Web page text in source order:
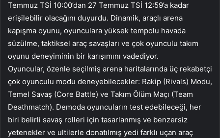
Temmuz TSİ 10:00’dan 27 Temmuz TSİ 12:59’a kadar
erişilebilir olacağını duyurdu. Dinamik, araçlı arena
kapışma oyunu, oyunculara yüksek tempolu havada
süzülme, taktiksel araç savaşları ve çok oyunculu takım
oyunu deneyiminin bir karışımını vadediyor.
Oyuncular, özenle seçilmiş arena haritalarında üç rekabetçi
çok oyunculu modu deneyebilecekler: Rakip (Rivals) Modu,
Temel Savaş (Core Battle) ve Takım Ölüm Maçı (Team
Deathmatch). Demoda oyuncuların test edebileceği, her
biri belirli savaş rolleri için tasarlanmış ve benzersiz
yetenekler ve ultilerle donatılmış yedi farklı uçan araç